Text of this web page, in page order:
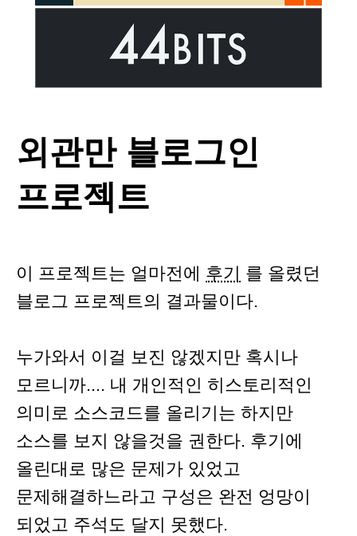
외관만 블로그인
프로젝트
이 프로젝트는 얼마전에 후기 를 올렸던
블로그 프로젝트의 결과물이다.
누가와서 이걸 보진 않겠지만 혹시나
모르니까.... 내 개인적인 히스토리적인
의미로 소스코드를 올리기는 하지만
소스를 보지 않을것을 권한다. 후기에
올린대로 많은 문제가 있었고
문제해결하느라고 구성은 완전 엉망이
되었고 주석도 달지 못했다.